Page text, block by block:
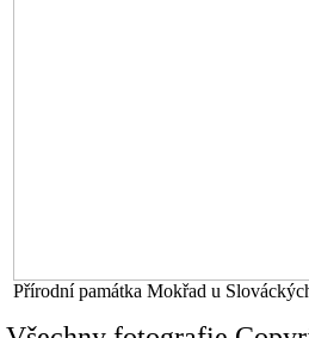
Přírodní památka Mokřad u